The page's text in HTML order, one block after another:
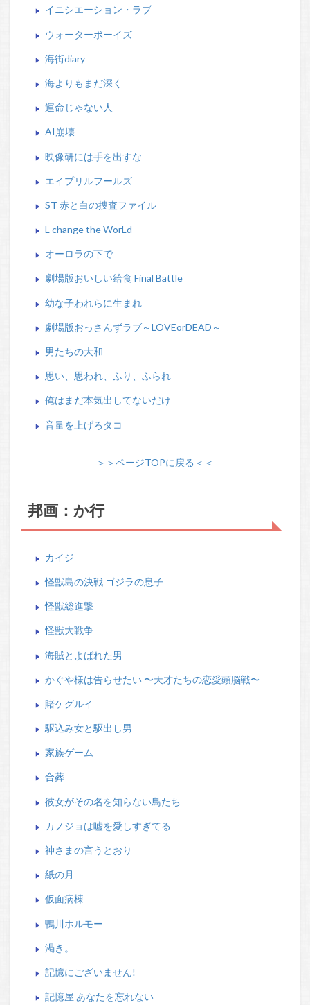
イニシエーション・ラブ
ウォーターボーイズ
海街diary
海よりもまだ深く
運命じゃない人
AI崩壊
映像研には手を出すな
エイプリルフールズ
ST 赤と白の捜査ファイル
L change the WorLd
オーロラの下で
劇場版おいしい給食 Final Battle
幼な子われらに生まれ
劇場版おっさんずラブ～LOVEorDEAD～
男たちの大和
思い、思われ、ふり、ふられ
俺はまだ本気出してないだけ
音量を上げろタコ
＞＞ページTOPに戻る＜＜
邦画：か行
カイジ
怪獣島の決戦 ゴジラの息子
怪獣総進撃
怪獣大戦争
海賊とよばれた男
かぐや様は告らせたい 〜天才たちの恋愛頭脳戦〜
賭ケグルイ
駆込み女と駆出し男
家族ゲーム
合葬
彼女がその名を知らない鳥たち
カノジョは嘘を愛しすぎてる
神さまの言うとおり
紙の月
仮面病棟
鴨川ホルモー
渇き。
記憶にございません!
記憶屋 あなたを忘れない